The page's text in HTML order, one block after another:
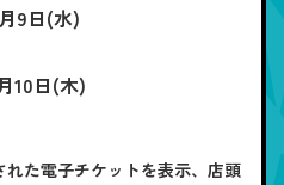
9日(水)
10日(木)
れた電子チケットを表示、店頭